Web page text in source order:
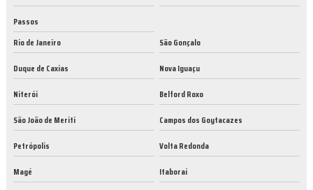
Passos
Rio de Janeiro
São Gonçalo
Duque de Caxias
Nova Iguaçu
Niterói
Belford Roxo
São João de Meriti
Campos dos Goytacazes
Petrópolis
Volta Redonda
Magé
Itaboraí